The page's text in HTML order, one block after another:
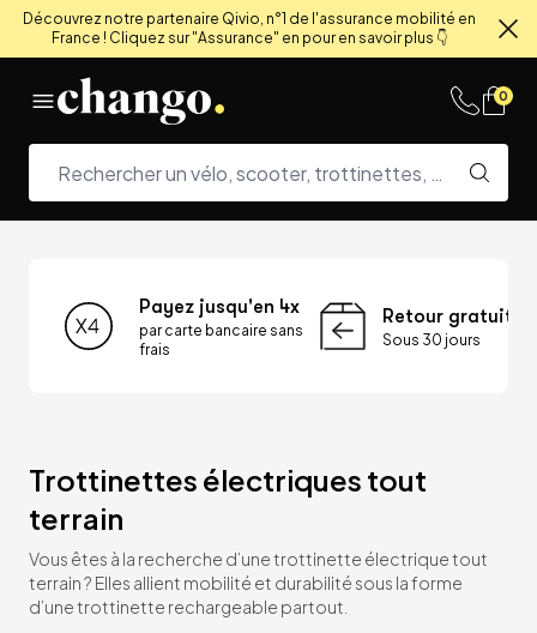
Découvrez notre partenaire Qivio, n°1 de l'assurance mobilité en
France ! Cliquez sur "Assurance" en pour en savoir plus 👇
0
Payez jusqu'en 4x
par carte bancaire sans
frais
Retour gratuit
Sous 30 jours
Trottinettes électriques tout
terrain
Vous êtes à la recherche d’une trottinette électrique tout
terrain ? Elles allient mobilité et durabilité sous la forme
d’une trottinette rechargeable partout.